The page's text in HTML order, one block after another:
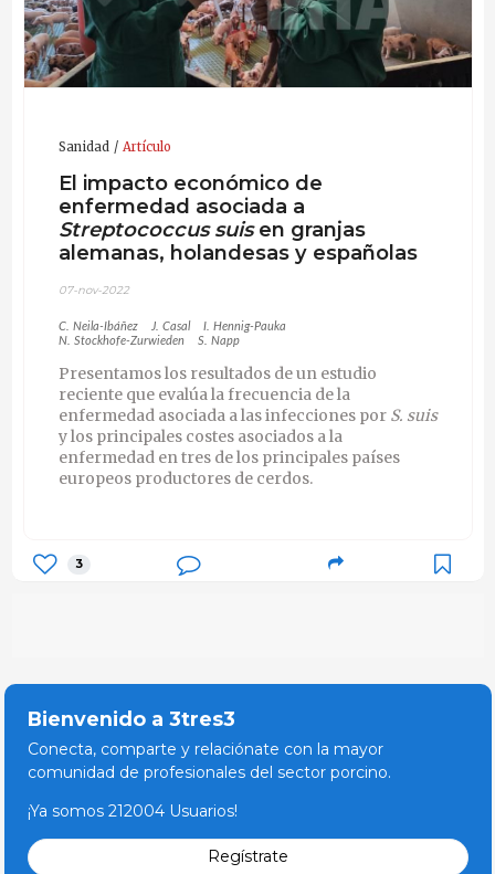
Sanidad Artículo
El impacto económico de
enfermedad asociada a
Streptococcus suisen granjas
alemanas, holandesas y españolas
07-nov-2022
C. Neila-Ibáñez J. Casal
I. Hennig-Pauka
N. Stockhofe-Zurwieden
S. Napp
Presentamos los resultados de un estudio
reciente que evalúa la frecuencia de la
enfermedad asociada a las infecciones por S. suis
y los principales costes asociados a la
enfermedad en tres de los principales países
europeos productores de cerdos.
3
Bienvenido a 3tres3
Conecta, comparte y relaciónate con la mayor
comunidad de profesionales del sector porcino.
¡Ya somos 212004 Usuarios!
Regístrate